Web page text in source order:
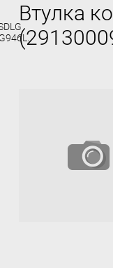
Втулка